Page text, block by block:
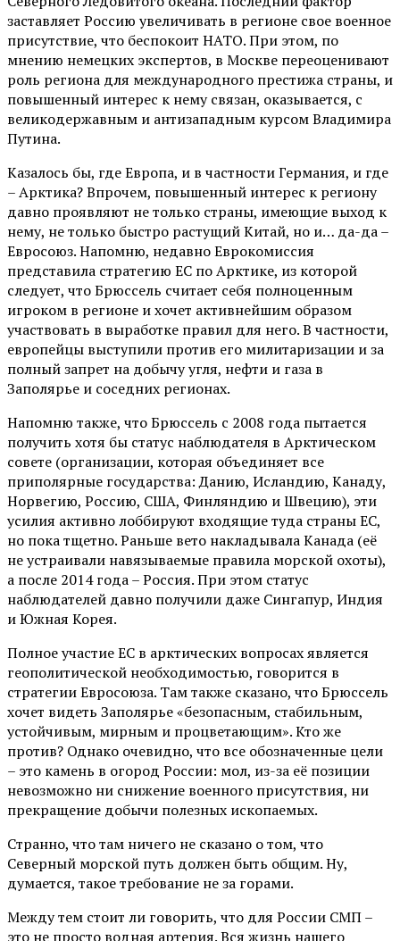
заставляет Россию увеличивать в регионе свое военное
присутствие, что беспокоит НАТО. При этом, по
мнению немецких экспертов, в Москве переоценивают
роль региона для международного престижа страны, и
повышенный интерес к нему связан, оказывается, с
великодержавным и антизападным курсом Владимира
Путина.
Казалось бы, где Европа, и в частности Германия, и где
– Арктика? Впрочем, повышенный интерес к региону
давно проявляют не только страны, имеющие выход к
нему, не только быстро растущий Китай, но и… да-да –
Евросоюз. Напомню, недавно Еврокомиссия
представила стратегию ЕС по Арктике, из которой
следует, что Брюссель считает себя полноценным
игроком в регионе и хочет активнейшим образом
участвовать в выработке правил для него. В частности,
европейцы выступили против его милитаризации и за
полный запрет на добычу угля, нефти и газа в
Заполярье и соседних регионах.
Напомню также, что Брюссель с 2008 года пытается
получить хотя бы статус наблюдателя в Арктическом
совете (организации, которая объединяет все
приполярные государства: Данию, Исландию, Канаду,
Норвегию, Россию, США, Финляндию и Швецию), эти
усилия активно лоббируют входящие туда страны ЕС,
но пока тщетно. Раньше вето накладывала Канада (её
не устраивали навязываемые правила морской охоты),
а после 2014 года – Россия. При этом статус
наблюдателей давно получили даже Сингапур, Индия
и Южная Корея.
Полное участие ЕС в арктических вопросах является
геополитической необходимостью, говорится в
стратегии Евросоюза. Там также сказано, что Брюссель
хочет видеть Заполярье «безопасным, стабильным,
устойчивым, мирным и процветающим». Кто же
против? Однако очевидно, что все обозначенные цели
– это камень в огород России: мол, из-за её позиции
невозможно ни снижение военного присутствия, ни
прекращение добычи полезных ископаемых.
Странно, что там ничего не сказано о том, что
Северный морской путь должен быть общим. Ну,
думается, такое требование не за горами.
Между тем стоит ли говорить, что для России СМП –
это не просто водная артерия. Вся жизнь нашего